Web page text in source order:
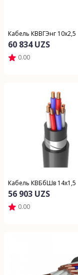
Кабель КВВГЭнг 10х2,5
60 834 UZS
0.00
Кабель КВБбШв 14х1,5
56 903 UZS
0.00